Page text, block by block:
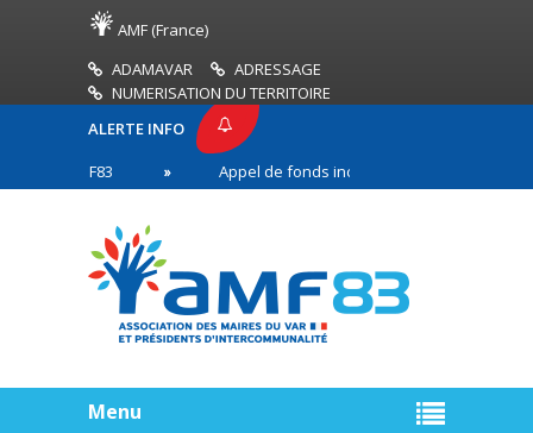
AMF (France)
ADAMAVAR
ADRESSAGE
NUMERISATION DU TERRITOIRE
ALERTE INFO
Appel de fonds incendies de forêt
première ligne
Menu